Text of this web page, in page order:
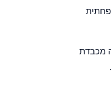
מכבדת